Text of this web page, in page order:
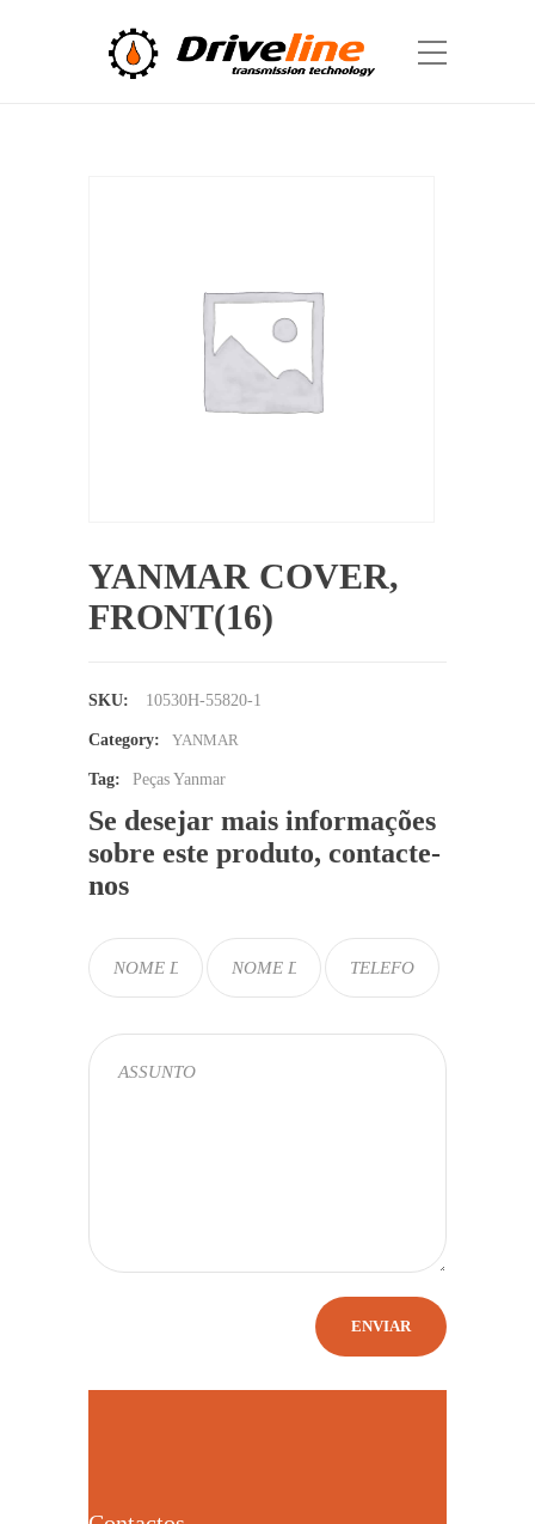
YANMAR COVER,
FRONT(16)
SKU: 10530H-55820-1
Category: YANMAR
Tag: Peças Yanmar
Se desejar mais informações
sobre este produto, contacte-
nos